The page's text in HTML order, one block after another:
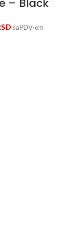
– Black
sa PDV-om